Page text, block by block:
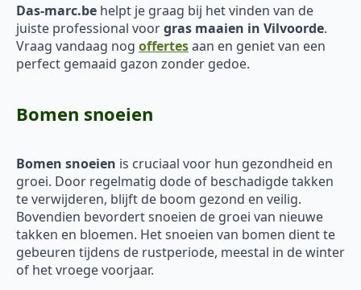
Das-marc.be helpt je graag bij het vinden van de
juiste professional voorgras maaien in Vilvoorde.
Vraag vandaag nog offertesaan en geniet van een
perfect gemaaid gazon zonder gedoe.
Bomen snoeien
Bomen snoeien is cruciaal voor hun gezondheid en
groei. Door regelmatig dode of beschadigde takken
te verwijderen, blijft de boom gezond en veilig.
Bovendien bevordert snoeien de groei van nieuwe
takken en bloemen. Het snoeien van bomen dient te
gebeuren tijdens de rustperiode, meestal in de winter
of het vroege voorjaar.